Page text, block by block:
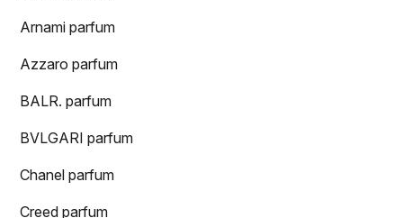
Arnami parfum
Azzaro parfum
BALR. parfum
BVLGARI parfum
Chanel parfum
Creed parfum